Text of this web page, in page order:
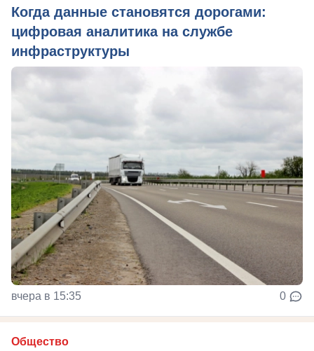
Когда данные становятся дорогами:
цифровая аналитика на службе
инфраструктуры
вчера в 15:35 0
Общество